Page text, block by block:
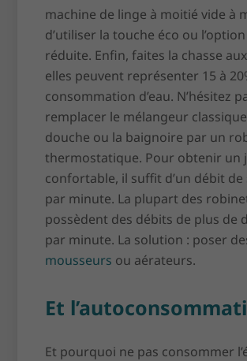
machine de linge à moitié vide à
d’utiliser la touche éco ou
réduite. Enfin, faites la chasse
elles peuvent représenter 15 à
consommation d’eau. N’hésitez
remplacer le mélangeur
douche ou la baignoire par un
thermostatique. Pour obtenir un
confortable, il suffit d’un débit de
par minute. La plupart des
possèdent des débits de plus de
par minute. La solution : poser
mousseurs ou aérateurs.
Et
Et pourquoi ne pas consommer